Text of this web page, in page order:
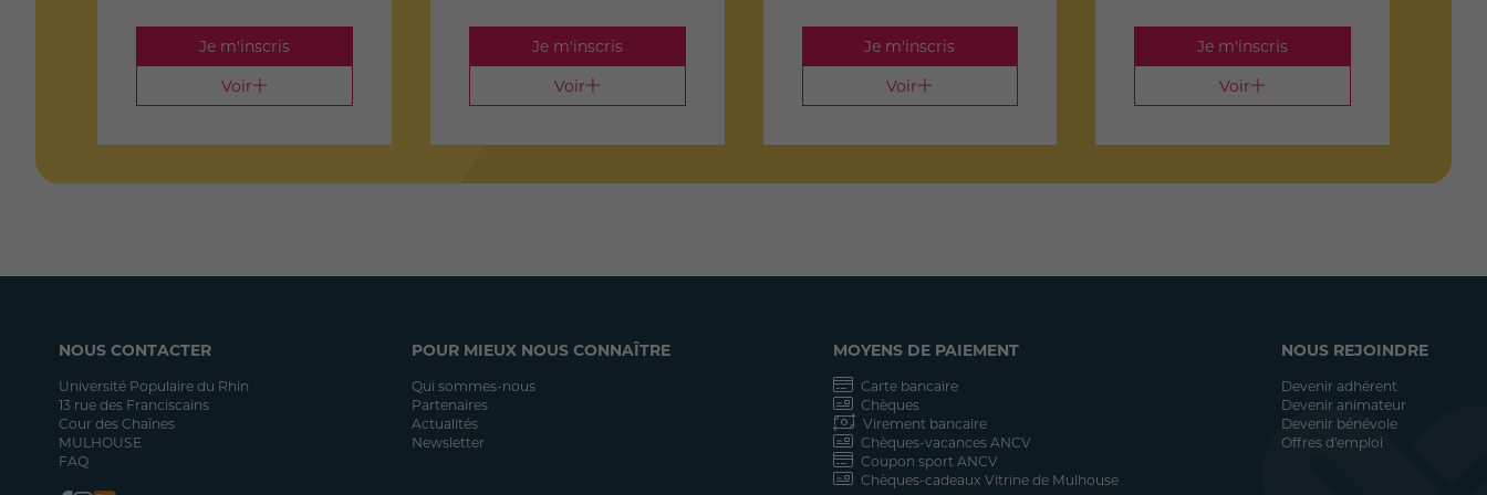
Je m'inscris
Voir
Je m'inscris
Voir
Je m'inscris
Voir
Je m'inscris
Voir
NOUS CONTACTER
Université Populaire du Rhin
13 rue des Franciscains
Cour des Chaînes
MULHOUSE
FAQ
POUR MIEUX NOUS CONNAÎTRE
Qui sommes-nous
Partenaires
Actualités
Newsletter
MOYENS DE PAIEMENT
Carte bancaire
Chèques
Virement bancaire
Chèques-vacances ANCV
Coupon sport ANCV
Chèques-cadeaux Vitrine de Mulhouse
NOUS REJOINDRE
Devenir adhérent
Devenir animateur
Devenir bénévole
Offres d'emploi